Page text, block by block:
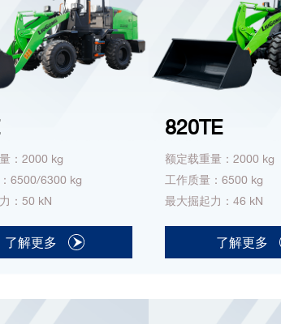
：2000 kg
6500/6300 kg
：50 kN
了解更多
820TE
额定载重量：2000 kg
工作质量：6500 kg
最大掘起力：46 kN
了解更多